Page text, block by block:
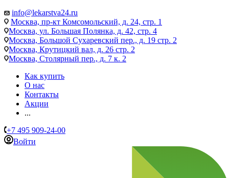
info@lekarstva24.ru
Москва, пр-кт Комсомольский, д. 24, стр. 1
Москва, ул. Большая Полянка, д. 42, стр. 4
Москва, Большой Сухаревский пер., д. 19 стр. 2
Москва, Крутицкий вал, д. 26 стр. 2
Москва, Столярный пер., д. 7 к. 2
Как купить
О нас
Контакты
Акции
...
+7 495 909-24-00
Войти